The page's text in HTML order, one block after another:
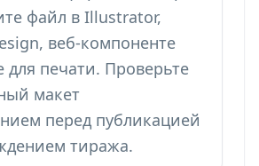
файл в Illustrator,
веб-компоненте
для печати. Проверьте
макет
перед публикацией
тиража.